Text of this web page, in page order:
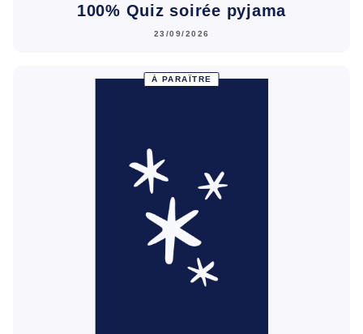
100% Quiz soirée pyjama
23/09/2026
À PARAÎTRE